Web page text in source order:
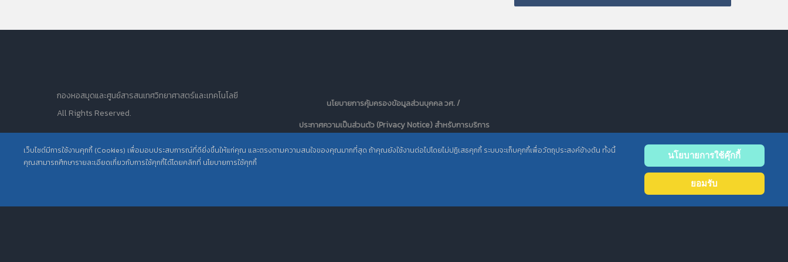
เว็บไซต์มีการใช้งานคุกกี้ (Cookies) เพื่อมอบประสบการณ์ที่ดียิ่งขึ้นให้แก่คุณ และตรงตามความสนใจของคุณมากที่สุด ถ้าคุณยังใช้งานต่อไปโดยไม่ปฏิเสธคุกกี้ ระบบจะเก็บคุกกี้เพื่อวัตถุประสงค์ข้างต้น ทั้งนี้
คุณสามารถศึกษารายละเอียดเกี่ยวกับการใช้คุกกี้ได้โดยคลิกที่ นโยบายการใช้คุกกี้
นโยบายการใช้คุ๊กกี้
ยอมรับ
กองหอสมุดและศูนย์สารสนเทศวิทยาศาสตร์และเทคโนโลยี
All Rights Reserved.
นโยบายการคุ้มครองข้อมูลส่วนบุคคล วศ. /
ประกาศความเป็นส่วนตัว (Privacy Notice) สำหรับการบริการ
สารสนเทศ
top